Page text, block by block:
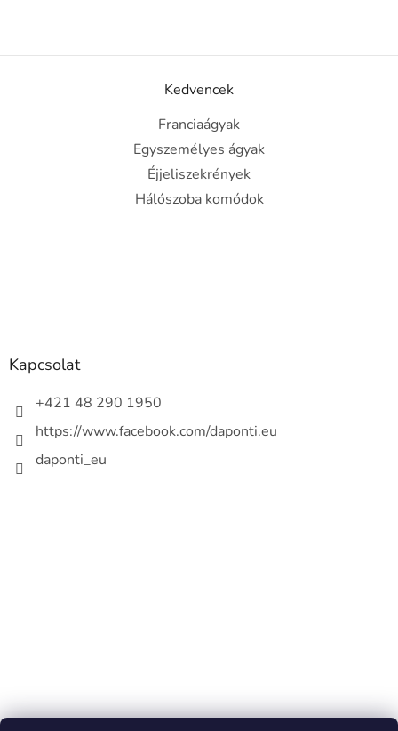
Kedvencek
Franciaágyak
Egyszemélyes ágyak
Éjjeliszekrények
Hálószoba komódok
Kapcsolat
+421 48 290 1950
https://www.facebook.com/daponti.eu
daponti_eu